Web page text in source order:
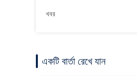
খবর
একটি বার্তা রেখে যান